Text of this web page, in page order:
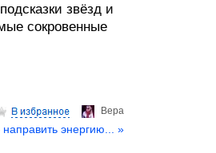
звёзд и
сокровенные
Верa
энергию... »